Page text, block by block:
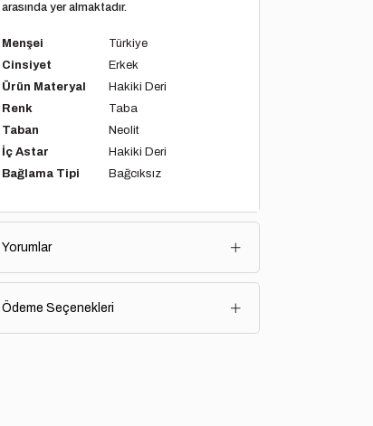
arasında yer almaktadır.
Menşei
Türkiye
Cinsiyet
Erkek
Ürün Materyal
Hakiki Deri
Renk
Taba
Taban
Neolit
İç Astar
Hakiki Deri
Bağlama Tipi
Bağcıksız
Yorumlar
Ödeme Seçenekleri